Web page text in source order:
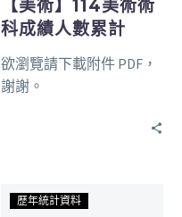
【美術】114美術術
科成績人數累計
欲瀏覽請下載附件 PDF，
謝謝。
歷年統計資料